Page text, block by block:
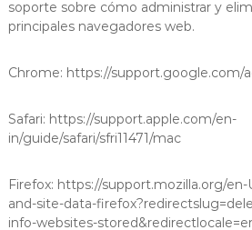
soporte sobre cómo administrar y
principales navegadores web.
Chrome: https://support.google.com/
Safari: https://support.apple.com/en-
in/guide/safari/sfri11471/mac
Firefox: https://support.mozilla.org/
and-site-data-
info-websites-